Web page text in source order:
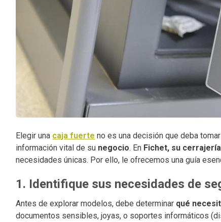
Elegir una caja fuerte no es una decisión que deba
información vital de su negocio. En Fichet, su
necesidades únicas. Por ello, le ofrecemos una guía
1. Identifique sus necesidades de
Antes de explorar modelos, debe determinar qué
documentos sensibles, joyas, o soportes informáticos